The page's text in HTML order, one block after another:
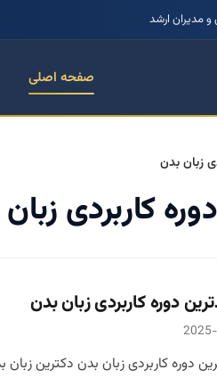
و مدیران ارشد
صفحه اصلی
زبان بدن
کاربردی
دوره کاربردی زبان بدن